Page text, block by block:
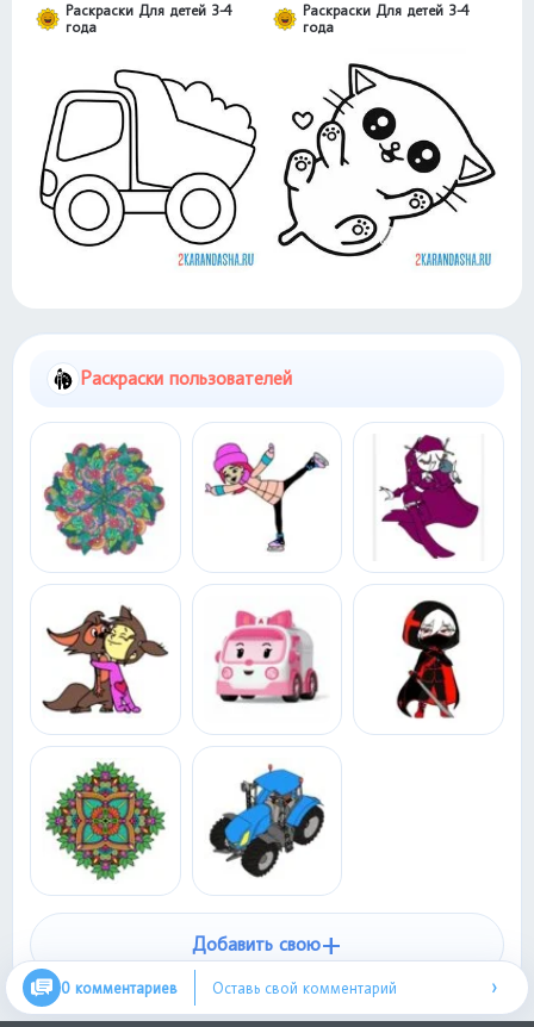
Раскраски Для детей 3-4
года
Раскраски Для детей 3-4
года
Раскраски пользователей
Добавить свою+
0 комментариев Оставь свой комментарий ›